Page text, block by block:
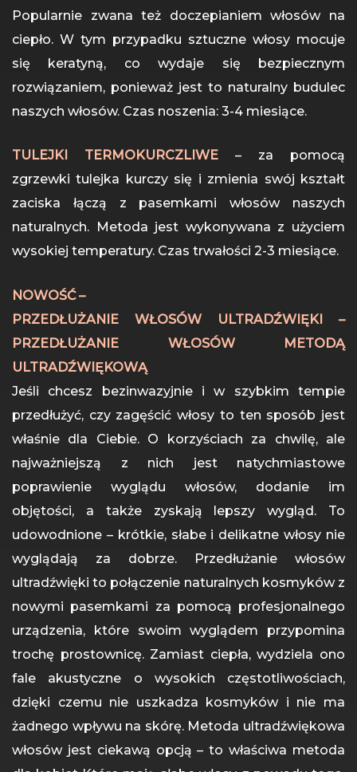
Popularnie zwana też doczepianiem włosów na
ciepło. W tym przypadku sztuczne włosy mocuje
się keratyną, co wydaje się bezpiecznym
rozwiązaniem, ponieważ jest to naturalny budulec
naszych włosów. Czas noszenia: 3-4 miesiące.
TULEJKI TERMOKURCZLIWE – za pomocą
zgrzewki tulejka kurczy się i zmienia swój kształt
zaciska łączą z pasemkami włosów naszych
naturalnych. Metoda jest wykonywana z użyciem
wysokiej temperatury. Czas trwałości 2-3 miesiące.
NOWOŚĆ –
PRZEDŁUŻANIE WŁOSÓW ULTRADŹWIĘKI –
PRZEDŁUŻANIE WŁOSÓW METODĄ
ULTRADŹWIĘKOWĄ
Jeśli chcesz bezinwazyjnie i w szybkim tempie
przedłużyć, czy zagęścić włosy to ten sposób jest
właśnie dla Ciebie. O korzyściach za chwilę, ale
najważniejszą z nich jest natychmiastowe
poprawienie wyglądu włosów, dodanie im
objętości, a także zyskają lepszy wygląd. To
udowodnione – krótkie, słabe i delikatne włosy nie
wyglądają za dobrze. Przedłużanie włosów
ultradźwięki to połączenie naturalnych kosmyków z
nowymi pasemkami za pomocą profesjonalnego
urządzenia, które swoim wyglądem przypomina
trochę prostownicę. Zamiast ciepła, wydziela ono
fale akustyczne o wysokich częstotliwościach,
dzięki czemu nie uszkadza kosmyków i nie ma
żadnego wpływu na skórę. Metoda ultradźwiękowa
włosów jest ciekawą opcją – to właściwa metoda